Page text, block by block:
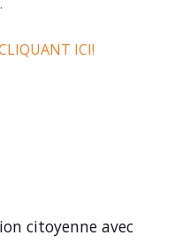
ICI!
citoyenne avec